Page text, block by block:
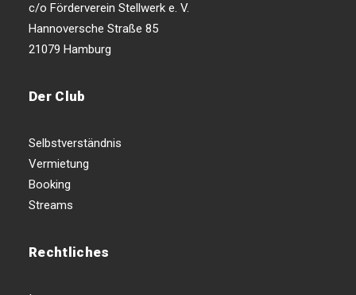
c/o Förderverein Stellwerk e. V.
Hannoversche Straße 85
21079 Hamburg
Der Club
Selbstverständnis
Vermietung
Booking
Streams
Rechtliches